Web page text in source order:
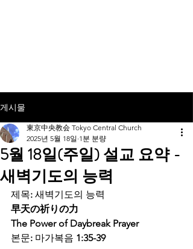
게시물
5월 18일(주일) 설교 요약 -
새벽기도의 능력
東京中央教会 Tokyo Central Church
2025년 5월 18일 1분 분량
제목: 새벽기도의 능력
早天の祈りの力
The Power of Daybreak Prayer
본문: 마가복음 1:35-39